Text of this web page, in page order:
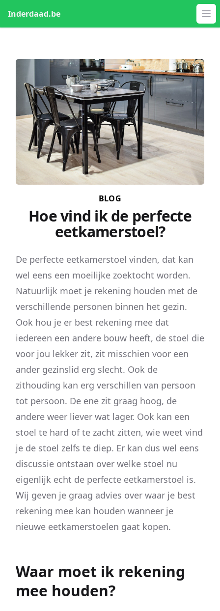
Inderdaad.be
BLOG
Hoe vind ik de perfecte
eetkamerstoel?
De perfecte eetkamerstoel vinden, dat kan
wel eens een moeilijke zoektocht worden.
Natuurlijk moet je rekening houden met de
verschillende personen binnen het gezin.
Ook hou je er best rekening mee dat
iedereen een andere bouw heeft, de stoel die
voor jou lekker zit, zit misschien voor een
ander gezinslid erg slecht. Ook de
zithouding kan erg verschillen van persoon
tot persoon. De ene zit graag hoog, de
andere weer liever wat lager. Ook kan een
stoel te hard of te zacht zitten, wie weet vind
je de stoel zelfs te diep. Er kan dus wel eens
discussie ontstaan over welke stoel nu
eigenlijk echt de perfecte eetkamerstoel is.
Wij geven je graag advies over waar je best
rekening mee kan houden wanneer je
nieuwe eetkamerstoelen gaat kopen.
Waar moet ik rekening
mee houden?